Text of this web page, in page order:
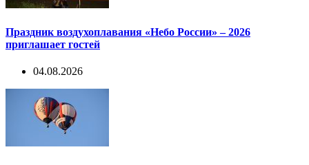
Праздник воздухоплавания «Небо России» – 2026
приглашает гостей
04.08.2026